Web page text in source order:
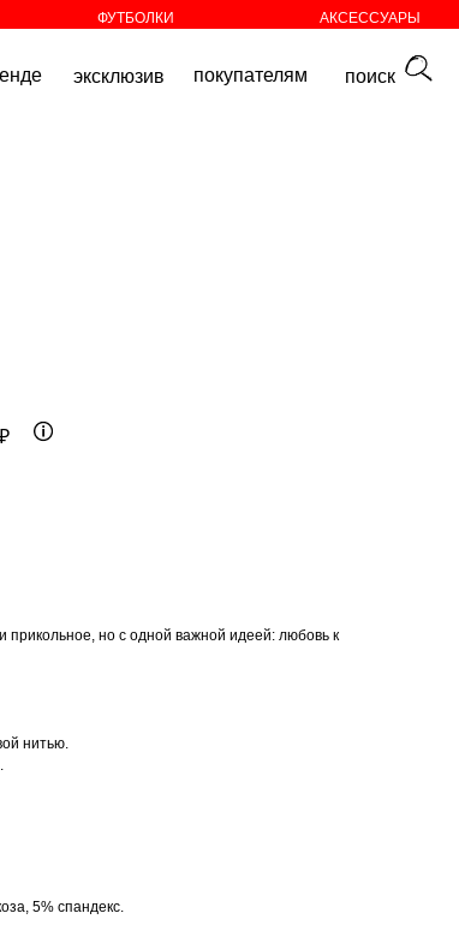
поиск
ФУТБОЛКИ АКСЕССУАРЫ
прикольное, но с одной важной идеей: любовь к
нитью.
5% спандекс.